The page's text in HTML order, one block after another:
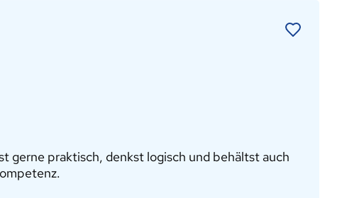
gerne praktisch, denkst logisch und behältst auch